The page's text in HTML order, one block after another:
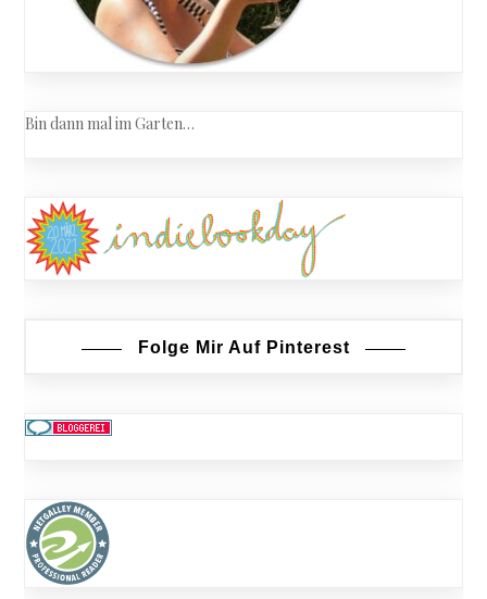
Bin dann mal im Garten…
Folge Mir Auf Pinterest